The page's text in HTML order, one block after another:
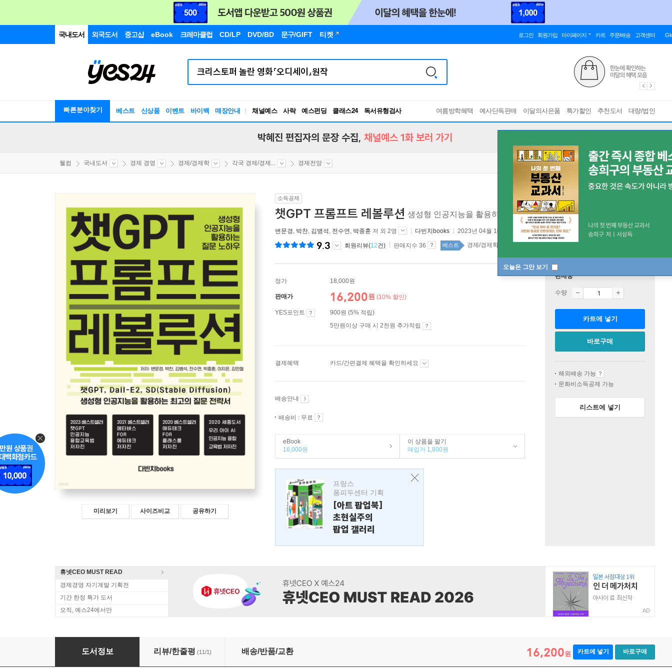
국내도서 외국도서 중고샵 eBook 크레마클럽 CD/LP DVD/BD 문구/GIFT 티켓 로그인 회원가입 마이페이지 카트 주문/배송 고객센터
빠른분야찾기 베스트 신상품 이벤트 바이백 매장안내 채널예스 사락 예스펀딩 클래스24
독서유형검사
RBTI Lab
여름방학혜택 예사단독판매 이달의사은품 특가할인 추천도서 대량/법인
오늘은 그만 보기
박혜진 편집자의 문장 수집, 채널예스 1화 보러 가기
웰컴 국내도서 경제 경영 경제/경제학 각국 경제/경제... 경제전망
미리보기 사이즈비교 공유하기
소득공제
챗GPT 프롬프트 레볼루션 생성형 인공지능을 활용하는 질문 노하우
변문경, 박찬, 김병석 , 전수연 , 박종훈 저 외 2명 다빈치books 2023년 04월 10일
9.3 회원리뷰(12건) 판매지수 36 베스트 경제/경제학 top100 7주
정가 18,000원
판매가 16,200원 (10% 할인)
YES포인트
900원 (5% 적립)
5만원이상 구매 시 2천원 추가적립
결제혜택 카드/간편결제 혜택을 확인하세요
배송안내
배송비 : 무료
eBook
16,000원
이 상품을 팔기
매입가 1,800원
프랑스
퐁피두센터 기획
[아트 팝업북]
초현실주의
팝업 갤러리
판매중
수량
카트에 넣기
바로구매
해외배송 가능
문화비소득공제 가능
리스트에 넣기
휴넷CEO MUST READ
경제경영 자기계발 기획전
기간 한정 특가 도서
오직, 예스24에서만
AD
챗GPT 프롬프트 레볼루션
도서정보 리뷰/한줄평 (11/1) 배송/반품/교환 16,200원 카트에 넣기 바로구매